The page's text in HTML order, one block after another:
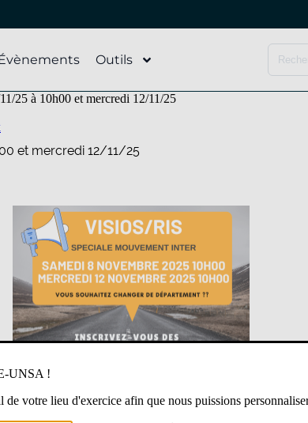
Outils
25 à 10h00 et mercredi 12/11/25
et mercredi 12/11/25
UNSA !
de votre lieu d'exercice afin que nous puissions